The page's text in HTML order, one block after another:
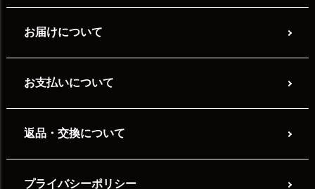
お届けについて
お支払いについて
返品・交換について
プライバシーポリシー